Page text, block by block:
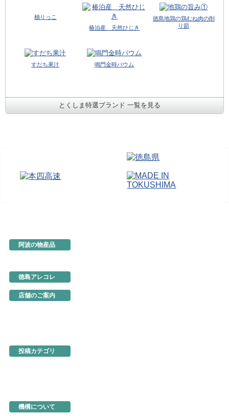
柚りっこ
椿泊産 天然ひじき
徳島地鶏の鶏むね肉の削
り節
すだち果汁 鳴門金時バウム
とくしま特選ブランド 一覧を見る
阿波の物産品
徳島アレコレ
店舗のご案内
投稿カテゴリ
機構について